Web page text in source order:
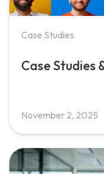
Case Studies
Case Studies
November 2, 2025